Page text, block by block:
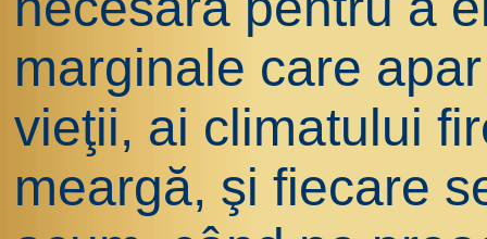
marginale care
vieţii, ai climatului
meargă, şi fiecare